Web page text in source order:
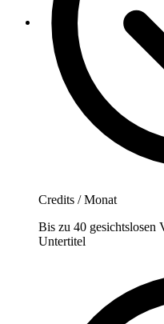
Credits / Monat
Bis zu 40 gesichtslosen
Untertitel